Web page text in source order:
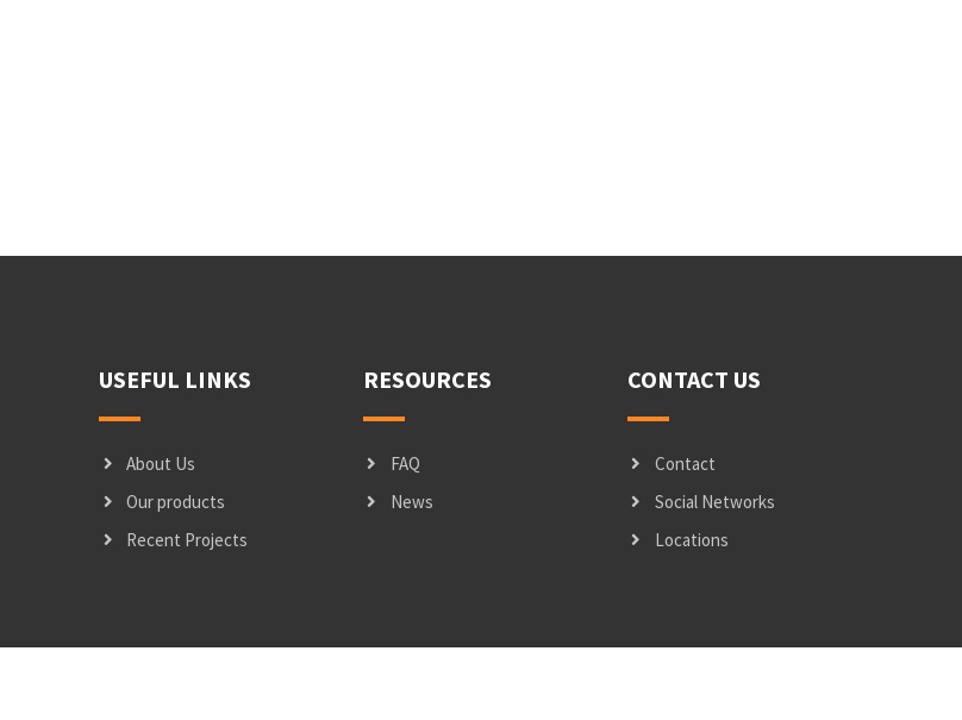
USEFUL LINKS
About Us
Our products
Recent Projects
RESOURCES
FAQ
News
CONTACT US
Contact
Social Networks
Locations